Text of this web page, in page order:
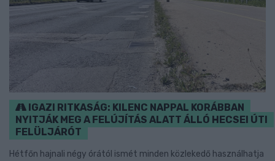
IGAZI RITKASÁG: KILENC NAPPAL KORÁBBAN
NYITJÁK MEG A FELÚJÍTÁS ALATT ÁLLÓ HECSEI ÚTI
FELÜLJÁRÓT
Hétfőn hajnali négy órától ismét minden közlekedő használhatja